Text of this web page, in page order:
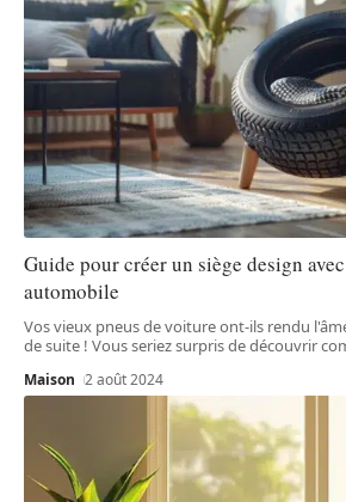
Guide pour créer un siège design
automobile
Vos vieux pneus de voiture ont-ils rendu
de suite ! Vous seriez surpris de découvrir
Maison 2 août 2024